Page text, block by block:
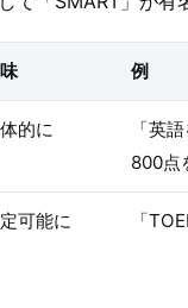
例
的に
「英
800点
可能に 「